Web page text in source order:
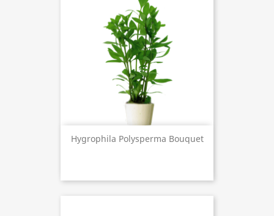
Hygrophila Polysperma Bouquet